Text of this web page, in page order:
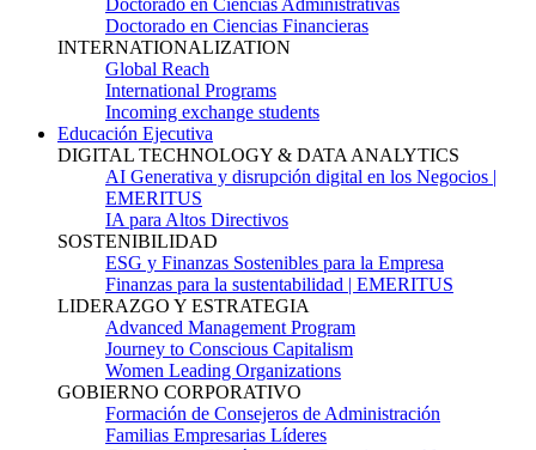
Doctorado en Ciencias Administrativas
Doctorado en Ciencias Financieras
INTERNATIONALIZATION
Global Reach
International Programs
Incoming exchange students
Educación Ejecutiva
DIGITAL TECHNOLOGY & DATA ANALYTICS
AI Generativa y disrupción digital en los Negocios |
EMERITUS
IA para Altos Directivos
SOSTENIBILIDAD
ESG y Finanzas Sostenibles para la Empresa
Finanzas para la sustentabilidad | EMERITUS
LIDERAZGO Y ESTRATEGIA
Advanced Management Program
Journey to Conscious Capitalism
Women Leading Organizations
GOBIERNO CORPORATIVO
Formación de Consejeros de Administración
Familias Empresarias Líderes